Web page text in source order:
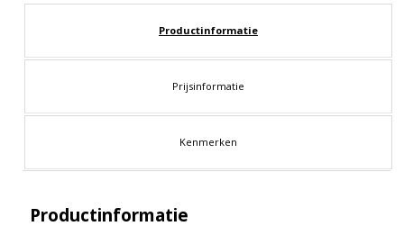
Productinformatie
Prijsinformatie
Kenmerken
Productinformatie